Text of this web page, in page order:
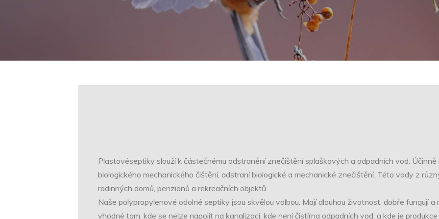
Plastovéseptiky slouží k částečnému odstranění znečištění splaškových a odpadních vod.
biologického mechanického čištění, odstraní biologické a mechanické znečištění. Této vody z
rodinných domů, penzionů a rekreačních objektů.
Naše polypropylenové odolné septiky jsou skvělou volbou. Mají dlouhou životnost, dobře fungují a
vhodné tam, kde se nelze napojit na kanalizaci, kde není čistírna odpadních vod, a kde je